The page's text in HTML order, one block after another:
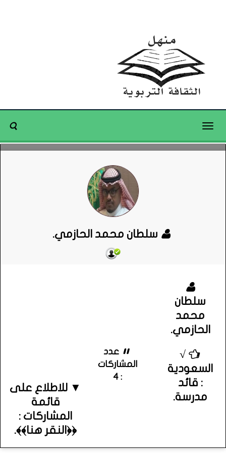
Toggle
سلطان محمد الحازمي.
سلطان
محمد
الحازمي.
√
السعودية
: قائد
مدرسة.
عدد
المشاركات
: 4
▼ للاطلاع على
قائمة
المشاركات :
﴿﴿النقر هنا﴾﴾.